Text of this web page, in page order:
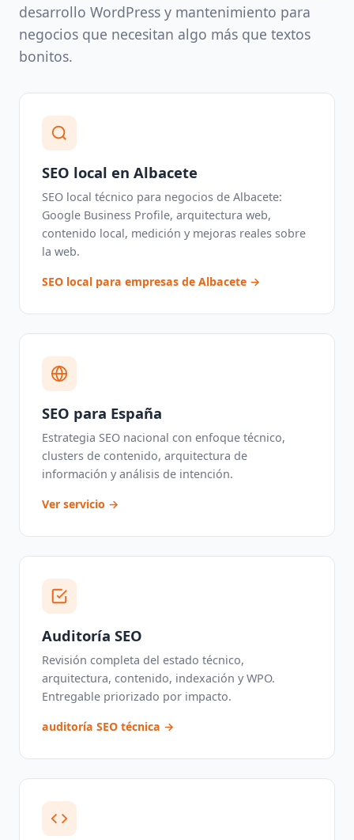
desarrollo WordPress y mantenimiento para
negocios que necesitan algo más que textos
bonitos.
SEO local en Albacete
SEO local técnico para negocios de Albacete:
Google Business Profile, arquitectura web,
contenido local, medición y mejoras reales sobre
la web.
SEO local para empresas de Albacete →
SEO para España
Estrategia SEO nacional con enfoque técnico,
clusters de contenido, arquitectura de
información y análisis de intención.
Ver servicio →
Auditoría SEO
Revisión completa del estado técnico,
arquitectura, contenido, indexación y WPO.
Entregable priorizado por impacto.
auditoría SEO técnica →